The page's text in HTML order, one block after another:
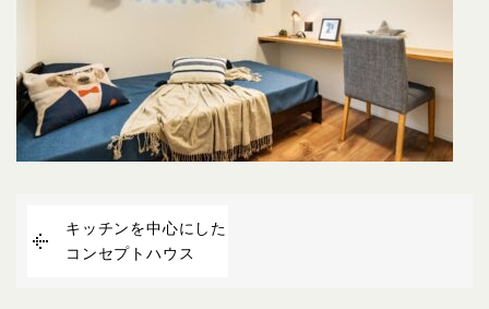
キッチンを中心にした
コンセプトハウス